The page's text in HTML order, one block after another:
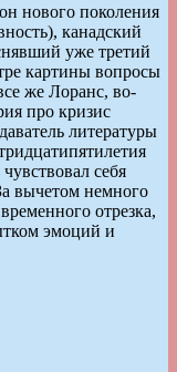
нового поколения
канадский
уже третий
картины вопросы
же Лоранс, во-
про кризис
литературы
себя
вычетом немного
отрезка,
эмоций и